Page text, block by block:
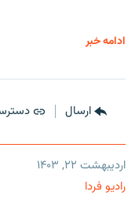
ادامه خبر
ارسال
اردیبهشت ۲۲, ۱۴۰۳
رادیو فردا